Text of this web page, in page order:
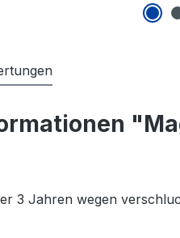
3 Jahren wegen